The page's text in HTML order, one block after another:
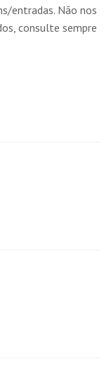
entradas. Não nos
consulte sempre